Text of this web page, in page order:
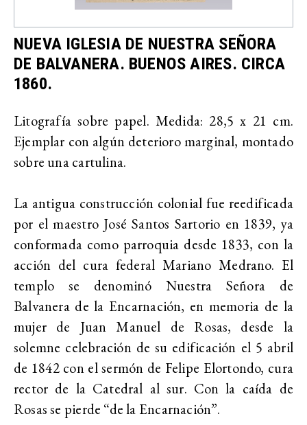
NUEVA IGLESIA DE NUESTRA SEÑORA
DE BALVANERA. BUENOS AIRES. CIRCA
1860.
Litografía sobre papel. Medida: 28,5 x 21 cm.
Ejemplar con algún deterioro marginal, montado
sobre una cartulina.
La antigua construcción colonial fue reedificada
por el maestro José Santos Sartorio en 1839, ya
conformada como parroquia desde 1833, con la
acción del cura federal Mariano Medrano. El
templo se denominó Nuestra Señora de
Balvanera de la Encarnación, en memoria de la
mujer de Juan Manuel de Rosas, desde la
solemne celebración de su edificación el 5 abril
de 1842 con el sermón de Felipe Elortondo, cura
rector de la Catedral al sur. Con la caída de
Rosas se pierde “de la Encarnación”.